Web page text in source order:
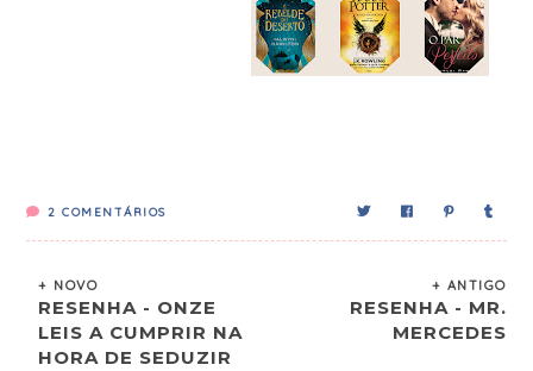
2 COMENTÁRIOS
+ NOVO
RESENHA - ONZE
LEIS A CUMPRIR NA
HORA DE SEDUZIR
+ ANTIGO
RESENHA - MR.
MERCEDES